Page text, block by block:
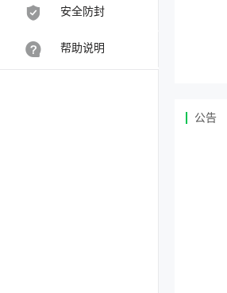
安全防封
帮助说明
公告